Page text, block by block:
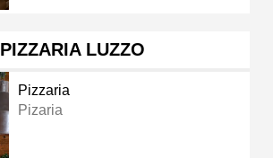
PIZZARIA LUZZO
Pizzaria
Pizaria